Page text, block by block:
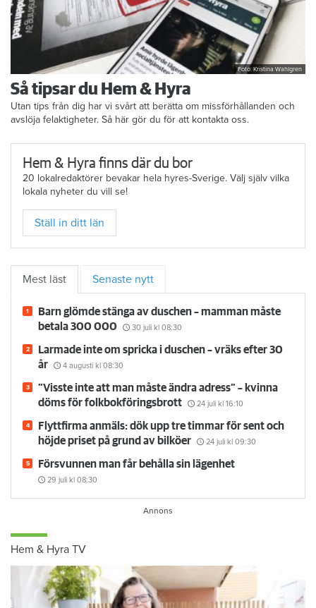
Så tipsar du Hem & Hyra
Utan tips från dig har vi svårt att berätta om missförhållanden och
Hem & Hyra finns där du bor
20 lokalredaktörer bevakar hela hyres-Sverige. Välj själv vilka
lokala nyheter du vill se!
Ställ in ditt län
Senaste nytt
Barn glömde stänga av duschen – mamman måste
betala 300 000
30 juli kl 08:30
Larmade inte om spricka i duschen – vräks efter 30
år
4 augusti kl 08:30
”Visste inte att man måste ändra adress” – kvinna
döms för folkbokföringsbrott
kl 16:10
Flyttfirma anmäls: dök upp tre timmar för sent och
höjde priset på grund av bilköer
24 juli kl 09:30
Försvunnen man får behålla sin lägenhet
29 juli kl 08:30
Hem & Hyra TV